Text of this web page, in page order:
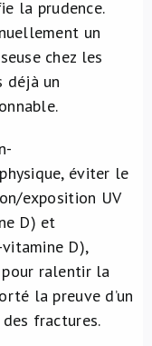
la prudence.
un
chez les
déjà un
éviter le
exposition UV
D) et
D),
ralentir la
la preuve d’un
fractures.